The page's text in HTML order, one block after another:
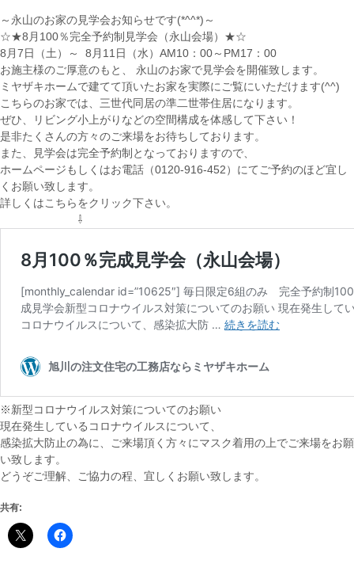
～永山のお家の見学会お知らせです(*^^*)～
☆★8月100％完全予約制見学会（永山会場）★☆
8月7日（土）～ 8月11日（水）AM10：00～PM17：00
お施主様のご厚意のもと、 永山のお家で見学会を開催致します。
ミヤザキホームで建てて頂いたお家を実際にご覧にいただけます(^^)
こちらのお家では、三世代同居の準二世帯住居になります。
ぜひ、リビング小上がりなどの空間構成を体感して下さい！
是非たくさんの方々のご来場をお待ちしております。
また、見学会は完全予約制となっておりますので、
ホームページもしくはお電話（0120-916-452）にてご予約のほど宜し
くお願い致します。
詳しくはこちらをクリック下さい。
⇩
※新型コロナウイルス対策についてのお願い
現在発生しているコロナウイルスについて、
感染拡大防止の為に、ご来場頂く方々にマスク着用の上でご来場をお願
い致します。
どうぞご理解、ご協力の程、宜しくお願い致します。
共有: